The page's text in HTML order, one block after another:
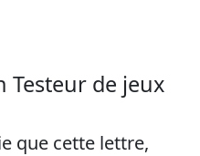
Testeur de jeux
que cette lettre,